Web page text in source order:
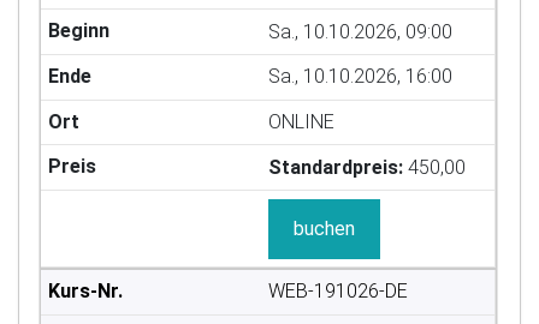
Sa., 10.10.2026, 09:00
Sa., 10.10.2026, 16:00
ONLINE
Standardpreis: 450,00
buchen
WEB-191026-DE